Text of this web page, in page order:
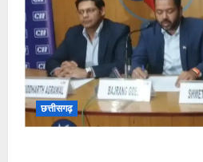
छत्तीसगढ़